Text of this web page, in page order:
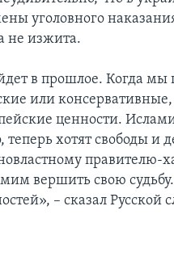
уголовного
не изжита.
в прошлое. Когда мы
или
ценности.
хотят свободы и
правителю-
вершить свою
– сказал Русской